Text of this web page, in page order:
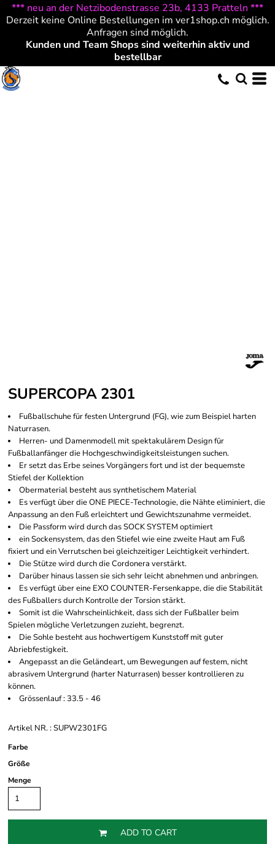
*** neu an der Netzibodenstrasse 23b, 4133 Pratteln ***
Derzeit keine Online Bestellungen im ver1shop.ch möglich.
Anfragen sind möglich.
Kunden und Team Shops sind weiterhin aktiv und
bestellbar
SUPERCOPA 2301
Fußballschuhe für festen Untergrund (FG), wie zum Beispiel harten
Naturrasen.
Herren- und Damenmodell mit spektakulärem Design für
Fußballanfänger die Hochgeschwindigkeitsleistungen suchen.
Er setzt das Erbe seines Vorgängers fort und ist der bequemste
Stiefel der Kollektion
Obermaterial besteht aus synthetischem Material
Es verfügt über die ONE PIECE-Technologie, die Nähte eliminiert, die
Anpassung an den Fuß erleichtert und Gewichtszunahme vermeidet.
Die Passform wird durch das SOCK SYSTEM optimiert
ein Sockensystem, das den Stiefel wie eine zweite Haut am Fuß
fixiert und ein Verrutschen bei gleichzeitiger Leichtigkeit verhindert.
Die Stütze wird durch die Cordonera verstärkt.
Darüber hinaus lassen sie sich sehr leicht abnehmen und anbringen.
Es verfügt über eine EXO COUNTER-Fersenkappe, die die Stabilität
des Fußballers durch Kontrolle der Torsion stärkt.
Somit ist die Wahrscheinlichkeit, dass sich der Fußballer beim
Spielen mögliche Verletzungen zuzieht, begrenzt.
Die Sohle besteht aus hochwertigem Kunststoff mit guter
Abriebfestigkeit.
Angepasst an die Geländeart, um Bewegungen auf festem, nicht
abrasivem Untergrund (harter Naturrasen) besser kontrollieren zu
können.
Grössenlauf : 33.5 - 46
Artikel NR. : SUPW2301FG
Farbe
Größe
Menge
ADD TO CART